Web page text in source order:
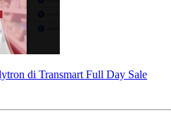
di Transmart Full Day Sale